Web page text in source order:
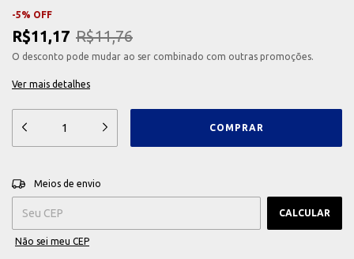
-5% OFF
R$11,17 R$11,76
O desconto pode mudar ao ser combinado com outras promoções.
Ver mais detalhes
Entregas para o CEP:
Meios de envio
CALCULAR
Não sei meu CEP